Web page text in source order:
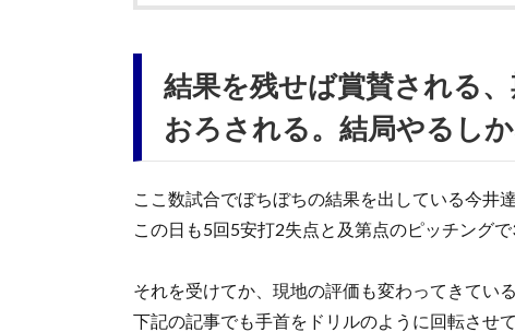
結果を残せば賞賛される
おろされる。結局やるし
ここ数試合でぼちぼちの結果を出している今井達
この日も5回5安打2失点と及第点のピッチングで
それを受けてか、現地の評価も変わってきている
下記の記事でも手首をドリルのように回転させ